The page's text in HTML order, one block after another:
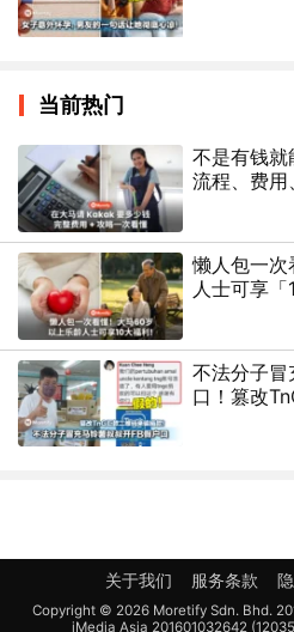
当前热门
不是有钱
流程、费用
懒人包一
人士可享「
不法分子冒
口！篡改
关于我们 服务条款
Copyright © 2026 Moretify Sdn. Bhd.
iMedia Asia 201601032642